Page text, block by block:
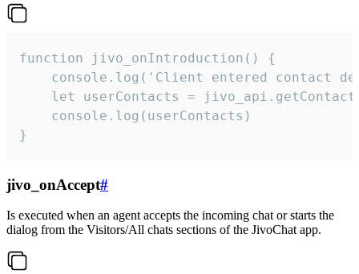
function jivo_onIntroduction() {
console.log('Client entered contact
let userContacts =
    console.log(userContacts)
}
jivo_onAccept#
Is executed when an agent accepts the incoming chat or starts the
dialog from the Visitors/All chats sections of the JivoChat app.